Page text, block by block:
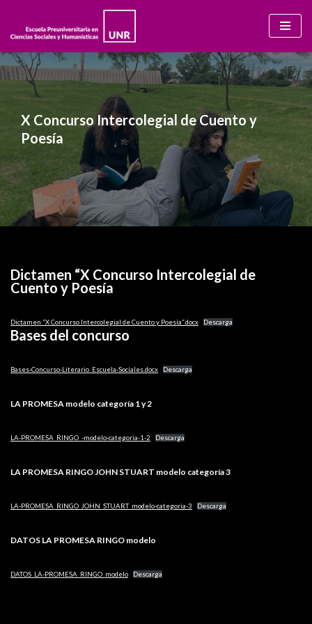
Ir
contenido
X Concurso Intercolegial de Cuento y
Poesía
Dictamen “X Concurso Intercolegial de
Cuento y Poesía
Dictamen “X Concurso Intercolegial de Cuento y Poesía”.docx Descarga
Bases del concurso
Bases-Concurso-Literario_Escuela-Sociales.docx Descarga
LA PROMESA modelo categoría 1 y 2
LA-PROMESA_RINGO_-modelo-categoria-1-2 Descarga
LA PROMESA RINGO JOHN STUART modelo categoría 3
LA-PROMESA_RINGO_JOHN_STUART_modelo-categoria-3 Descarga
DATOS LA PROMESA RINGO modelo
DATOS_LA-PROMESA_RINGO_modelo Descarga